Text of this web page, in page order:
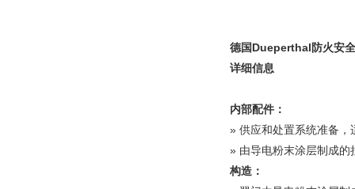
德国Dueperthal防火安
详细信息
内部配件：
» 供应和处置系统准备，
» 由导电粉末涂层制成的
构造：